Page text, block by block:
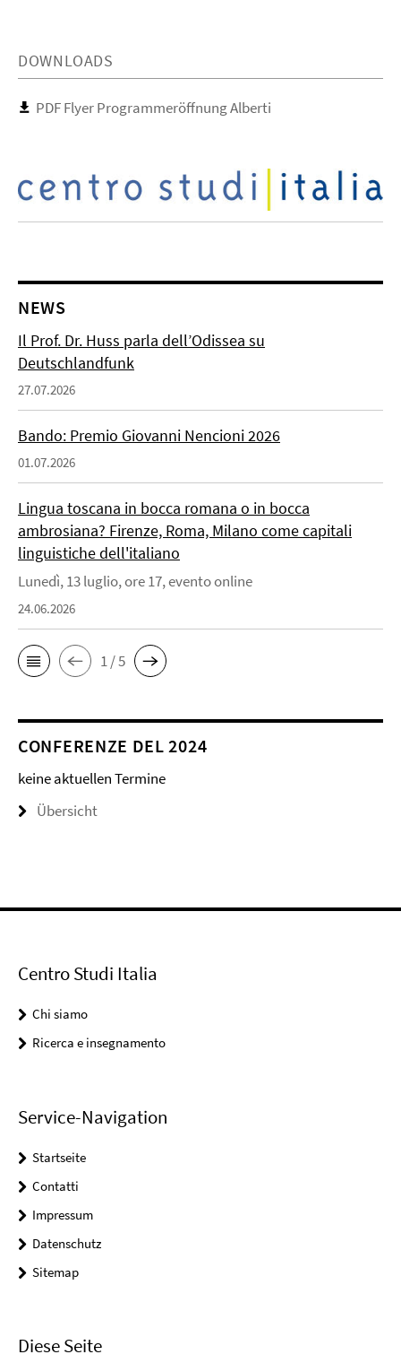
DOWNLOADS
PDF Flyer Programmeröffnung Alberti
NEWS
Il Prof. Dr. Huss parla dell’Odissea su
Deutschlandfunk
27.07.2026
Bando: Premio Giovanni Nencioni 2026
01.07.2026
Lingua toscana in bocca romana o in bocca
ambrosiana? Firenze, Roma, Milano come capitali
linguistiche dell'italiano
Lunedì, 13 luglio, ore 17, evento online
24.06.2026
1 / 5
CONFERENZE DEL 2024
keine aktuellen Termine
Übersicht
Centro Studi Italia
Chi siamo
Ricerca e insegnamento
Service-Navigation
Startseite
Contatti
Impressum
Datenschutz
Sitemap
Diese Seite